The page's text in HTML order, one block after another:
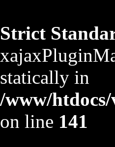
Strict
statically in
/www/
on line 141